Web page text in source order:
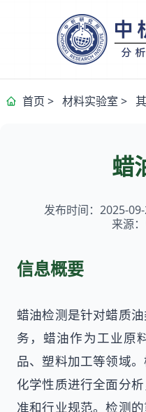
首页 > 材料实验室 >
蜡
发布时间：2025-
来源
信息概要
蜡油检测是针对蜡质
务，蜡油作为工业原
品、塑料加工等领域
化学性质进行全面分
准和行业规范。检测